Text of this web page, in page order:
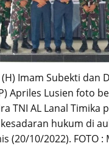
Imam Subekti dan
Apriles Lusien foto
TNI AL Lanal Timika
hukum di
(20/10/2022). FOTO :